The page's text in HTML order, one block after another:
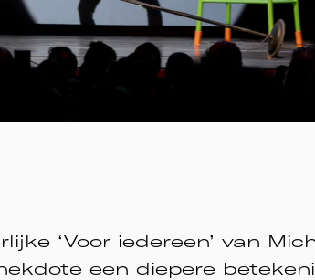
‘Voor iedereen’ van
een diepere